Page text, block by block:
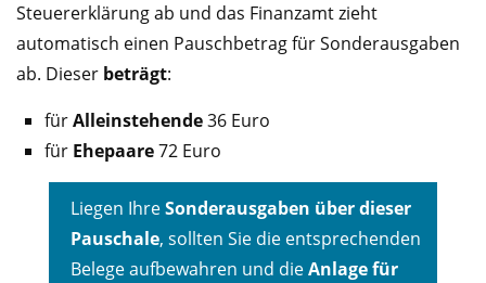
Steuererklärung ab und das Finanzamt zieht
automatisch einen Pauschbetrag für Sonderausgaben
ab. Dieser beträgt:
fürAlleinstehende36 Euro
für Ehepaare72 Euro
Liegen IhreSonderausgaben über dieser
Pauschale, sollten Sie die entsprechenden
Belege aufbewahren und dieAnlage für